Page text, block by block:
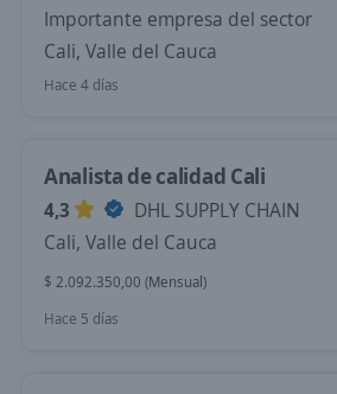
Importante empresa del sector
Cali, Valle del Cauca
Hace 4 días
Analista de calidad Cali
4,3
DHL SUPPLY CHAIN
Cali, Valle del Cauca
$ 2.092.350,00 (Mensual)
Hace 5 días